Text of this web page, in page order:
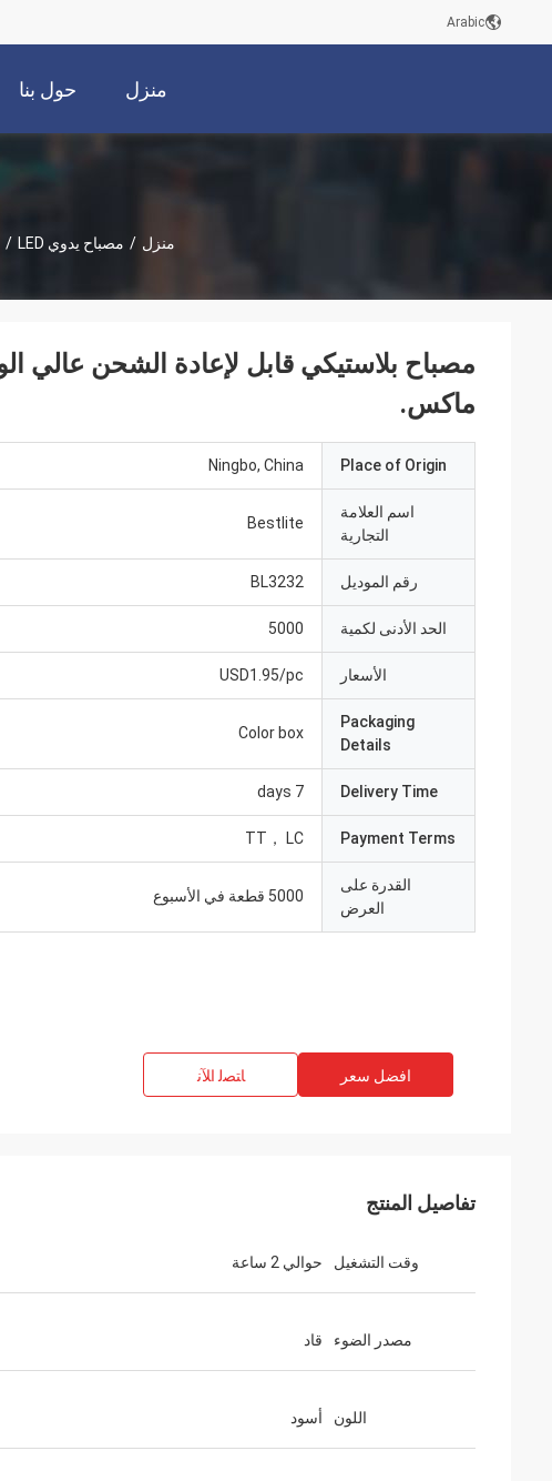
Arabic
منزل حول بنا
منزل / مصباح يدوي LED /
ماكس.
Place of Origin
Ningbo, China
اسم العلامة
التجارية
Bestlite
رقم الموديل BL3232
الحد الأدنى لكمية 5000
الأسعار USD1.95/pc
Packaging
Details
Color box
Delivery Time
7 days
Payment Terms
TT， LC
القدرة على
العرض
5000 قطعة في الأسبوع
افضل سعر ﺎﺘﺼﻟ ﺍﻶﻧ
تفاصيل المنتج
وقت التشغيل حوالي 2 ساعة
مصدر الضوء قاد
اللون أسود